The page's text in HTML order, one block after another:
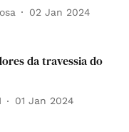
02 Jan 2024
da travessia do
01 Jan 2024